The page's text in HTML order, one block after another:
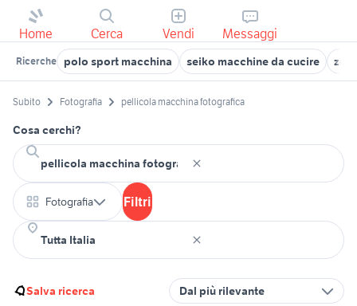
Home Cerca Vendi Messaggi
Ricerche polo sport macchina seiko macchine da cucire
Subito Fotografia pellicola macchina fotografica
Cosa cerchi?
Fotografia Filtri
Salva ricerca Dal più rilevante